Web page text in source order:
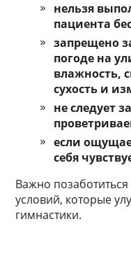
нельзя
пациента
запрещено
погоде на
влажность,
сухость и
не следует
если
себя
Важно
условий, которые
гимнастики.